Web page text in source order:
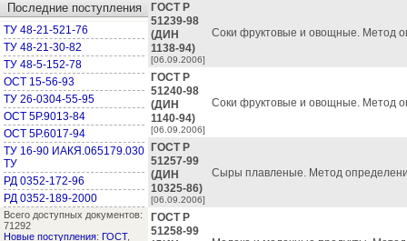
Последние поступления
ТУ 48-21-521-76
ТУ 48-21-30-82
ТУ 48-5-152-78
ОСТ 15-56-93
ТУ 26-0304-55-95
ОСТ 5Р.9013-84
ОСТ 5Р.6017-94
ТУ 16-90 ИАКЯ.065179.030
ТУ
РД 0352-172-96
РД 0352-189-2000
Всего доступных документов:
71292
Новые поступления: ГОСТ,
ГОСТ Р
51239-98
(ДИН
1138-94)
[06.09.2006]
Соки фруктовые и овощные. Метод
ГОСТ Р
51240-98
(ДИН
1140-94)
[06.09.2006]
Соки фруктовые и овощные. Метод
ГОСТ Р
51257-99
(ДИН
10325-86)
[06.09.2006]
Сыры плавленые. Метод
ГОСТ Р
51258-99